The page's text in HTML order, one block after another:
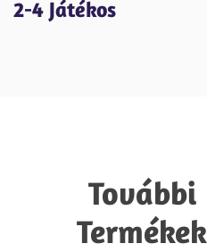
2-4 Játékos
További
Termékek